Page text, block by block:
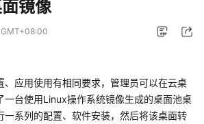
镜像
、应用使用有相同要求，管理员可以在云桌
一台使用Linux操作系统镜像生成的桌面池桌
一系列的配置、软件安装，然后将该桌面转